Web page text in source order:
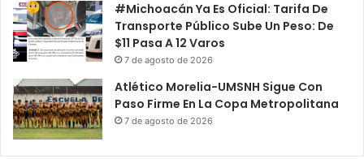
#Michoacán Ya Es Oficial: Tarifa De
Transporte Público Sube Un Peso: De
$11 Pasa A 12 Varos
7 de agosto de 2026
Atlético Morelia-UMSNH Sigue Con
Paso Firme En La Copa Metropolitana
7 de agosto de 2026